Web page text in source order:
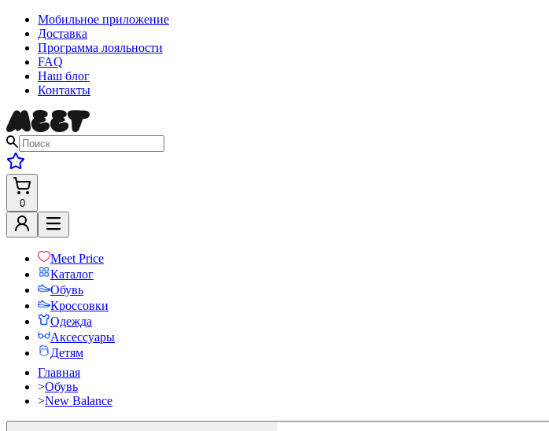
Мобильное приложение
Доставка
Программа лояльности
FAQ
Наш блог
Контакты
0
Meet Price
Каталог
Обувь
Кроссовки
Одежда
Аксессуары
Детям
Главная
>Обувь
>New Balance